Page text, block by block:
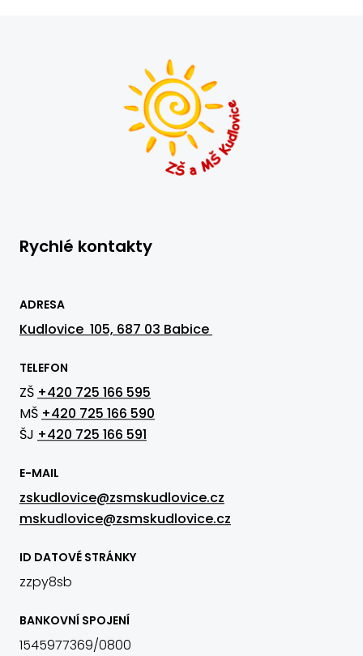
Rychlé kontakty
ADRESA
Kudlovice 105, 687 03 Babice
TELEFON
ZŠ +420 725 166 595
MŠ +420 725 166 590
ŠJ +420 725 166 591
E-MAIL
zskudlovice@zsmskudlovice.cz
mskudlovice@zsmskudlovice.cz
ID DATOVÉ STRÁNKY
zzpy8sb
BANKOVNÍ SPOJENÍ
1545977369/0800